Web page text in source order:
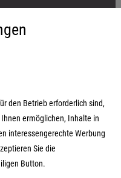
den Betrieb erforderlich sind,
ermöglichen, Inhalte in
interessengerechte Werbung
Sie die
Button.